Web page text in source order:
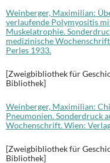
Weinberger, Maximilian:
verlaufende Polymyositis
Muskelatrophie.
medizinische
Perles 1933.
[Zweigbibliothek für
Bibliothek]
Weinberger, Maximilian:
Pneumonien. Sonderdruck
Wochenschrift. Wien:
[Zweigbibliothek für
Bibliothek]